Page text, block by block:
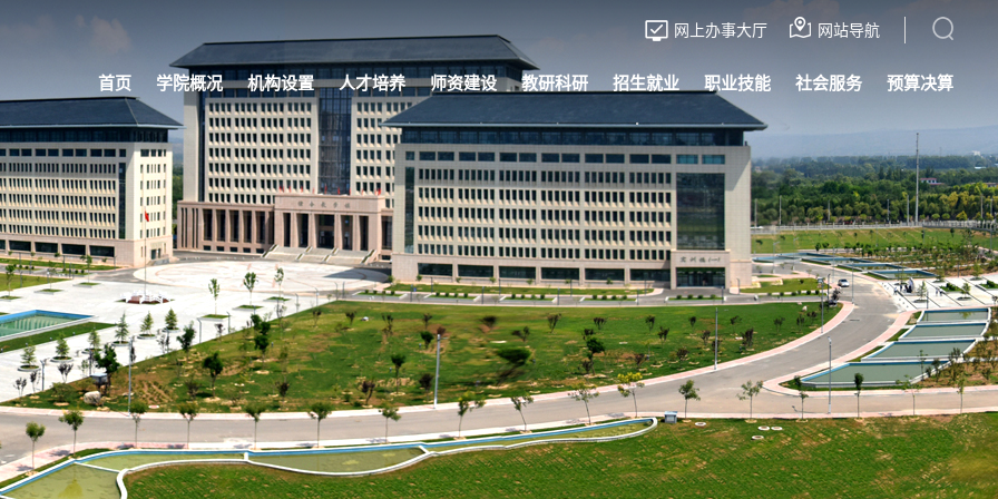
网站导航
网上办事大厅
首页 学院概况 机构设置 人才培养 师资建设 教研科研 招生就业 职业技能 社会服务 预算决算